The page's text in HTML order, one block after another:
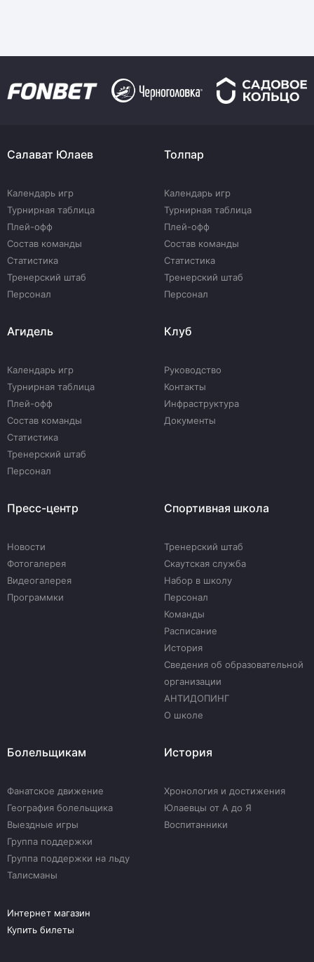
Салават Юлаев
Календарь игр
Турнирная таблица
Плей-офф
Состав команды
Статистика
Тренерский штаб
Персонал
Толпар
Календарь игр
Турнирная таблица
Плей-офф
Состав команды
Статистика
Тренерский штаб
Персонал
Агидель
Календарь игр
Турнирная таблица
Плей-офф
Состав команды
Статистика
Тренерский штаб
Персонал
Клуб
Руководство
Контакты
Инфраструктура
Документы
Пресс-центр
Новости
Фотогалерея
Видеогалерея
Программки
Спортивная школа
Тренерский штаб
Скаутская служба
Набор в школу
Персонал
Команды
Расписание
История
Сведения об образовательной
организации
АНТИДОПИНГ
О школе
Болельщикам
Фанатское движение
География болельщика
Выездные игры
Группа поддержки
Группа поддержки на льду
Талисманы
История
Хронология и достижения
Юлаевцы от А до Я
Воспитанники
Интернет магазин
Купить билеты